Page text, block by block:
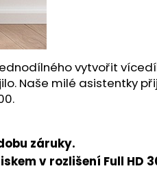
vytvořit
Naše milé asistentky
záruky.
v rozlišení Full HD